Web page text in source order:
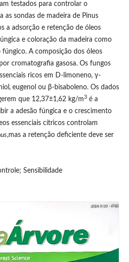
testados para controlar o
as sondas de madeira de Pinus
a adsorção e retenção de óleos
e coloração da madeira como
A composição dos óleos
cromatografia gasosa. Os fungos
ricos em D-limoneno, γ-
, eugenol ou β-bisaboleno. Os dados
que 12,37±1,62 kg/m3é a
a adesão fúngica e o crescimento
essenciais cítricos controlam
,mas a retenção deficiente deve ser
Sensibilidade